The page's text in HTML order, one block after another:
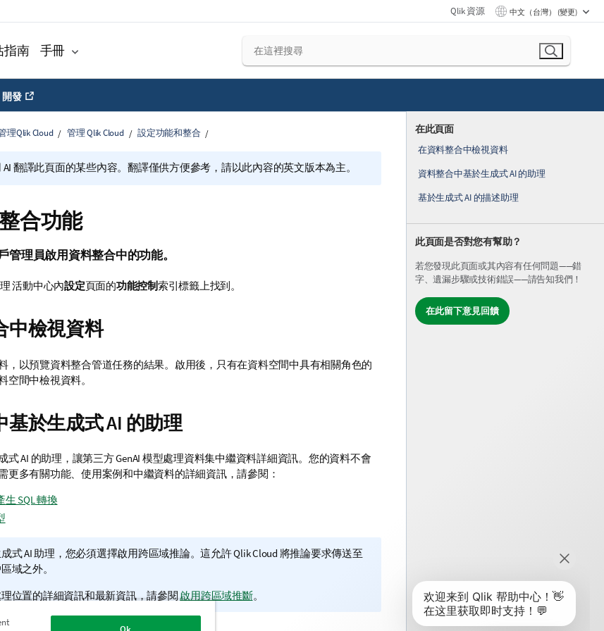
Qlik 資源 中文（台灣） (變更)
指南 手冊
開發
在此頁面
在資料整合中檢視資料
資料整合中基於生成式 AI 的助理
基於生成式 AI 的描述助理
此頁面是否對您有幫助？
若您發現此頁面或其內容有任何問題——錯
字、遺漏步驟或技術錯誤——請告知我們！
在此留下意見回饋
理Qlik Cloud 管理 Qlik Cloud 設定功能和整合
翻譯此頁面的某些內容。翻譯僅供方便參考，請以此內容的英文版本為主。
合功能
管理員啟用資料整合中的功能。
活動中心內設定頁面的功能控制索引標籤上找到。
中檢視資料
，以預覽資料整合管道任務的結果。啟用後，只有在資料空間中具有相關角色的
空間中檢視資料。
基於生成式 AI 的助理
式 AI 的助理，讓第三方 GenAI 模型處理資料集中繼資料詳細資訊。您的資料不會
更多有關功能、使用案例和中繼資料的詳細資訊，請參閱：
SQL 轉換
式 AI 助理，您必須選擇啟用跨區域推論。這允許Qlik Cloud 將推論要求傳送至
域之外。
位置的詳細資訊和最新資訊，請參閱啟用跨區域推斷。